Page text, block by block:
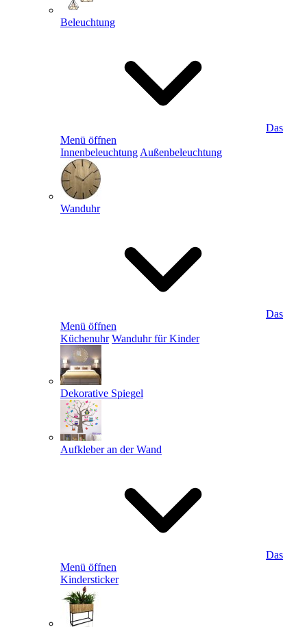
Beleuchtung
Das
Menü öffnen
Innenbeleuchtung Außenbeleuchtung
Wanduhr
Das
Menü öffnen
Küchenuhr Wanduhr für Kinder
Dekorative Spiegel
Aufkleber an der Wand
Das
Menü öffnen
Kindersticker